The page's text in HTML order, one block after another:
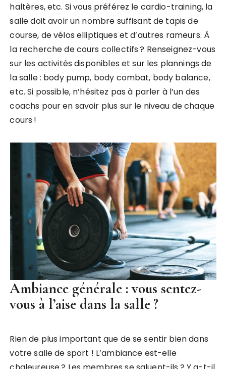
haltères, etc. Si vous préférez le cardio-training, la
salle doit avoir un nombre suffisant de tapis de
course, de vélos elliptiques et d’autres rameurs. À
la recherche de cours collectifs ? Renseignez-vous
sur les activités disponibles et sur les plannings de
la salle : body pump, body combat, body balance,
etc. Si possible, n’hésitez pas à parler à l’un des
coachs pour en savoir plus sur le niveau de chaque
cours !
Ambiance générale : vous sentez-
vous à l’aise dans la salle ?
Rien de plus important que de se sentir bien dans
votre salle de sport ! L’ambiance est-elle